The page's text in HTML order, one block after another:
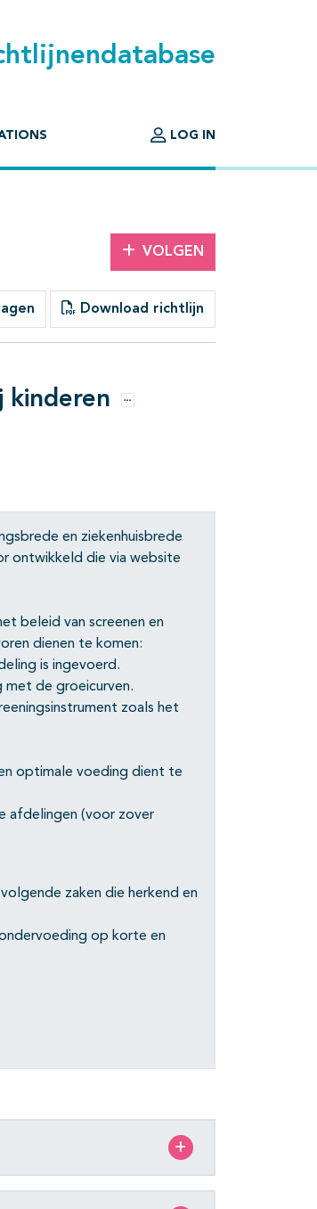
LOG IN
VOLGEN
Download richtlijn
kinderen Opties
en ziekenhuisbrede
ontwikkeld die via website
beleid van screenen en
dienen te komen:
is ingevoerd.
de groeicurven.
zoals het
optimale voeding dient te
afdelingen (voor zover
zaken die herkend en
op korte en